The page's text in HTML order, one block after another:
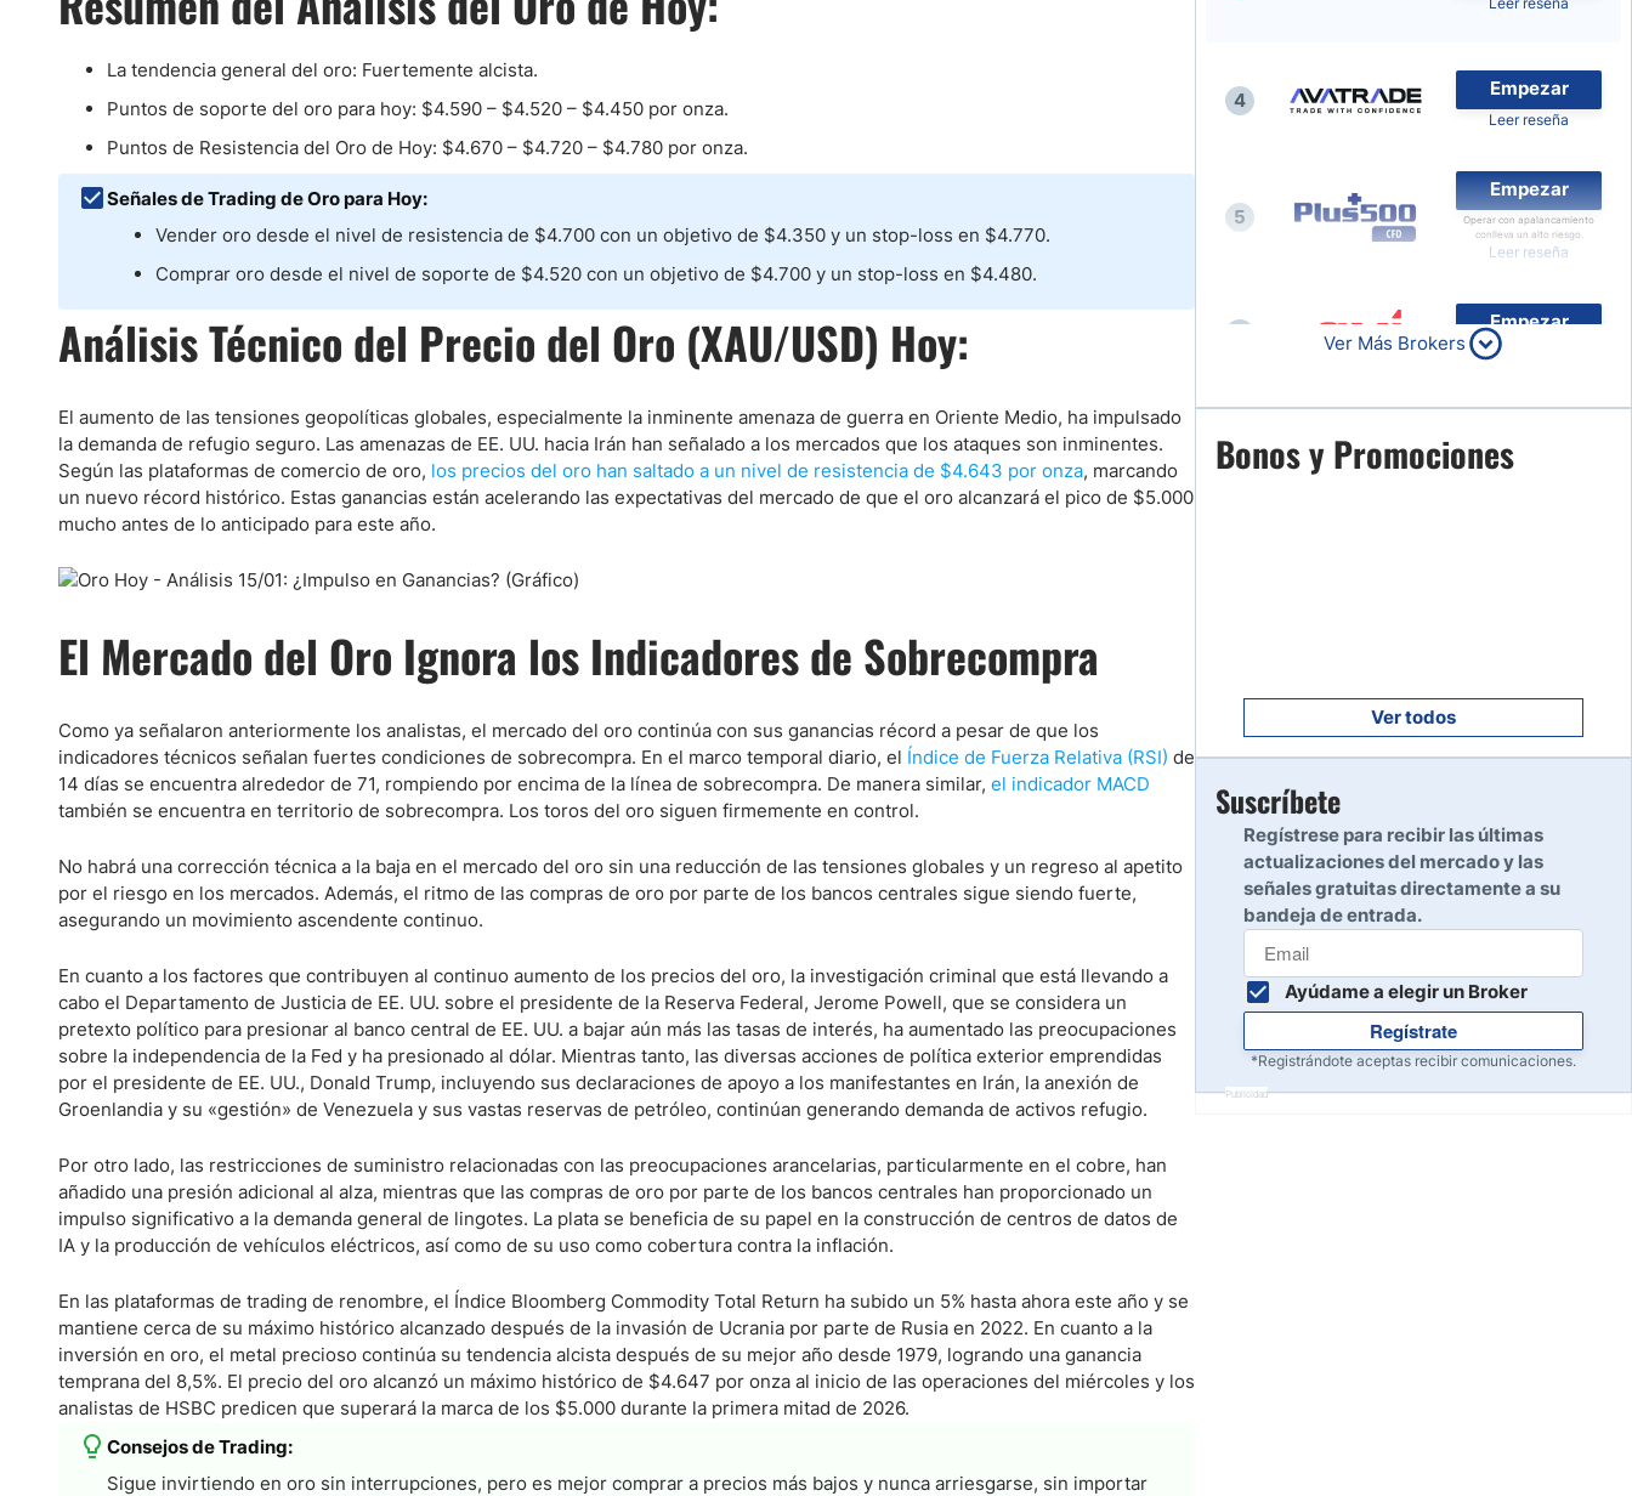
Peru
Panama
Latinoamérica
Bolivia
IBEX 35
Todos los índices
Nvidia (NVDA)
Mercado Libre (MELI)
Banco Santander (SAN)
La tendencia general del oro: Fuertemente alcista.
Puntos de soporte del oro para hoy: $4.590 – $4.520 – $4.450 por onza.
Puntos de Resistencia del Oro de Hoy: $4.670 – $4.720 – $4.780 por onza.
Señales de Trading de Oro para Hoy:
Vender oro desde el nivel de resistencia de $4.700 con un objetivo de $4.350 y un stop-loss en $4.770.
Comprar oro desde el nivel de soporte de $4.520 con un objetivo de $4.700 y un stop-loss en $4.480.
Análisis Técnico del Precio del Oro (XAU/USD) Hoy:
El aumento de las tensiones geopolíticas globales, especialmente la inminente amenaza de guerra en Oriente Medio, ha impulsado
la demanda de refugio seguro. Las amenazas de EE. UU. hacia Irán han señalado a los mercados que los ataques son inminentes.
Según las plataformas de comercio de oro, los precios del oro han saltado a un nivel de resistencia de $4.643 por onza, marcando
un nuevo récord histórico. Estas ganancias están acelerando las expectativas del mercado de que el oro alcanzará el pico de $5.000
mucho antes de lo anticipado para este año.
El Mercado del Oro Ignora los Indicadores de Sobrecompra
Como ya señalaron anteriormente los analistas, el mercado del oro continúa con sus ganancias récord a pesar de que los
indicadores técnicos señalan fuertes condiciones de sobrecompra. En el marco temporal diario, el Índice de Fuerza Relativa (RSI) de
14 días se encuentra alrededor de 71, rompiendo por encima de la línea de sobrecompra. De manera similar, el indicador MACD
también se encuentra en territorio de sobrecompra. Los toros del oro siguen firmemente en control.
No habrá una corrección técnica a la baja en el mercado del oro sin una reducción de las tensiones globales y un regreso al apetito
por el riesgo en los mercados. Además, el ritmo de las compras de oro por parte de los bancos centrales sigue siendo fuerte,
asegurando un movimiento ascendente continuo.
En cuanto a los factores que contribuyen al continuo aumento de los precios del oro, la investigación criminal que está llevando a
cabo el Departamento de Justicia de EE. UU. sobre el presidente de la Reserva Federal, Jerome Powell, que se considera un
pretexto político para presionar al banco central de EE. UU. a bajar aún más las tasas de interés, ha aumentado las preocupaciones
sobre la independencia de la Fed y ha presionado al dólar. Mientras tanto, las diversas acciones de política exterior emprendidas
por el presidente de EE. UU., Donald Trump, incluyendo sus declaraciones de apoyo a los manifestantes en Irán, la anexión de
Groenlandia y su «gestión» de Venezuela y sus vastas reservas de petróleo, continúan generando demanda de activos refugio.
Por otro lado, las restricciones de suministro relacionadas con las preocupaciones arancelarias, particularmente en el cobre, han
añadido una presión adicional al alza, mientras que las compras de oro por parte de los bancos centrales han proporcionado un
impulso significativo a la demanda general de lingotes. La plata se beneficia de su papel en la construcción de centros de datos de
IA y la producción de vehículos eléctricos, así como de su uso como cobertura contra la inflación.
En las plataformas de trading de renombre, el Índice Bloomberg Commodity Total Return ha subido un 5% hasta ahora este año y se
mantiene cerca de su máximo histórico alcanzado después de la invasión de Ucrania por parte de Rusia en 2022. En cuanto a la
inversión en oro, el metal precioso continúa su tendencia alcista después de su mejor año desde 1979, logrando una ganancia
temprana del 8,5%. El precio del oro alcanzó un máximo histórico de $4.647 por onza al inicio de las operaciones del miércoles y los
analistas de HSBC predicen que superará la marca de los $5.000 durante la primera mitad de 2026.
Consejos de Trading:
Sigue invirtiendo en oro sin interrupciones, pero es mejor comprar a precios más bajos y nunca arriesgarse, sin importar
4
Empezar
Leer reseña
5
Empezar
Operar con apalancamiento
conlleva un alto riesgo.
Leer reseña
Empezar
Leer reseña
7
Leer reseña
Leer reseña
10
Ver Más Brokers
Bonos y Promociones
Ver todos
Suscríbete
Regístrese para recibir las últimas
actualizaciones del mercado y las
señales gratuitas directamente a su
bandeja de entrada.
Ayúdame a elegir un Broker
Regístrate
*Registrándote aceptas recibir comunicaciones.
Publicidad